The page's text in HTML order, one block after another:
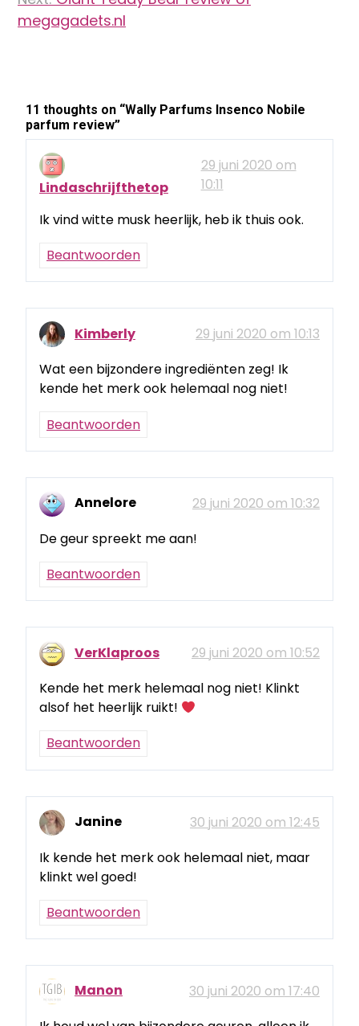
megagadets.nl
11 thoughts on “Wally Parfums Insenco Nobile
parfum review”
Lindaschrijfthetop
29 juni 2020 om
10:11
Ik vind witte musk heerlijk, heb ik thuis ook.
Beantwoorden
Kimberly
29 juni 2020 om 10:13
Wat een bijzondere ingrediënten zeg! Ik
kende het merk ook helemaal nog niet!
Beantwoorden
Annelore
29 juni 2020 om 10:32
De geur spreekt me aan!
Beantwoorden
VerKlaproos
29 juni 2020 om 10:52
Kende het merk helemaal nog niet! Klinkt
alsof het heerlijk ruikt!
Beantwoorden
Janine
30 juni 2020 om 12:45
Ik kende het merk ook helemaal niet, maar
klinkt wel goed!
Beantwoorden
Manon
30 juni 2020 om 17:40